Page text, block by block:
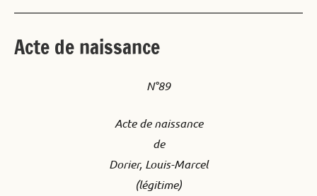
Acte de naissance
N°89
Acte de naissance
de
Dorier, Louis-Marcel
(légitime)